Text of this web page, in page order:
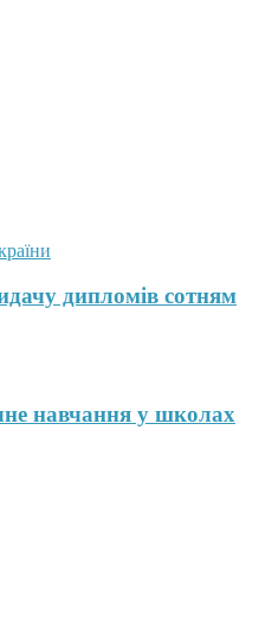
дипломів сотням
навчання у школах